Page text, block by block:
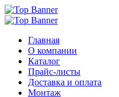
Главная
О компании
Каталог
Прайс-листы
Доставка и оплата
Монтаж